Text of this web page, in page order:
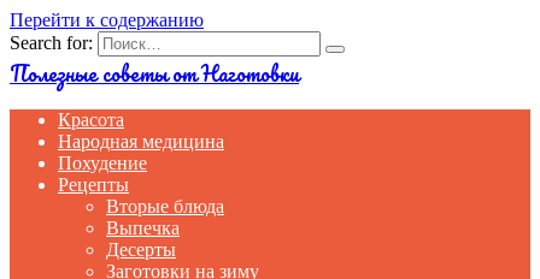
Перейти к содержанию
Search for:
Полезные советы от Наготовки
Красота
Народная медицина
Похудение
Рецепты
Вторые блюда
Выпечка
Десерты
Заготовки на зиму